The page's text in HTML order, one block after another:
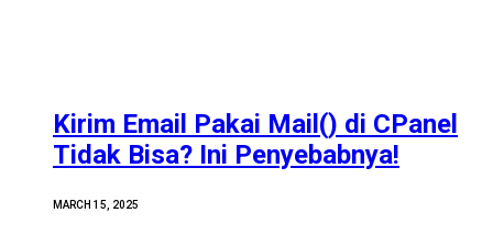
Kirim Email Pakai Mail() di CPanel
Tidak Bisa? Ini Penyebabnya!
MARCH 15, 2025